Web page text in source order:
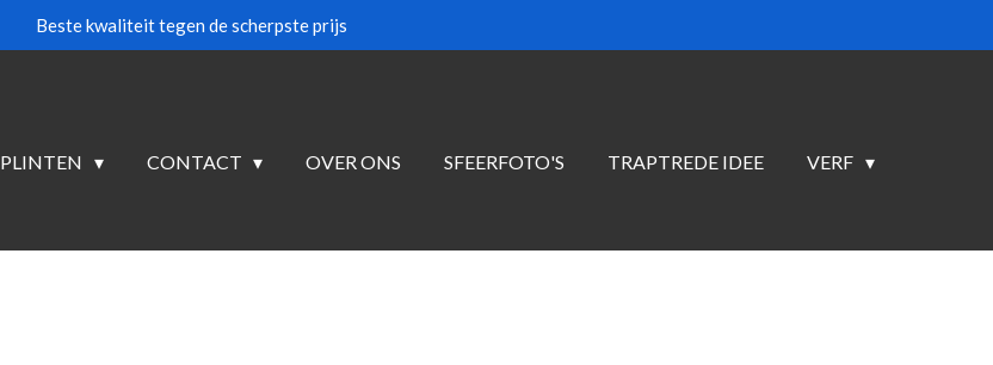
Beste kwaliteit tegen de scherpste prijs
PLINTEN CONTACT OVER ONS SFEERFOTO'S TRAPTREDE IDEE VERF